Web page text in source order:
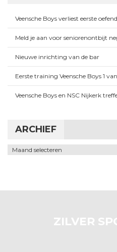
Veensche Boys verliest eerste
Meld je aan voor seniorenontbijt
Nieuwe inrichting van de bar
Eerste training Veensche Boys 1
Veensche Boys en NSC Nijkerk
ARCHIEF
Archief
ZILVER